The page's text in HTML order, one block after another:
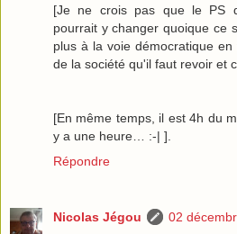
[Je ne crois pas que le PS
pourrait y changer quoique ce
plus à la voie démocratique
de la société qu'il faut revoir et
[En même temps, il est 4h du
y a une heure… :-| ].
Répondre
Nicolas Jégou
02